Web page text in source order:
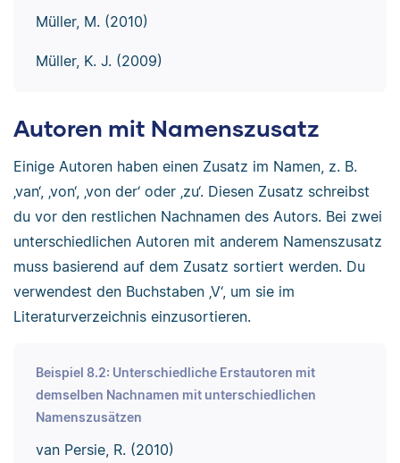
Müller, M. (2010)
Müller, K. J. (2009)
Autoren mit Namenszusatz
Einige Autoren haben einen Zusatz im Namen, z. B.
‚van‘, ‚von‘, ‚von der‘ oder ‚zu‘. Diesen Zusatz schreibst
du vor den restlichen Nachnamen des Autors. Bei zwei
unterschiedlichen Autoren mit anderem Namenszusatz
muss basierend auf dem Zusatz sortiert werden. Du
verwendest den Buchstaben ‚V‘, um sie im
Literaturverzeichnis einzusortieren.
Beispiel 8.2: Unterschiedliche Erstautoren mit
demselben Nachnamen mit unterschiedlichen
Namenszusätzen
van Persie, R. (2010)